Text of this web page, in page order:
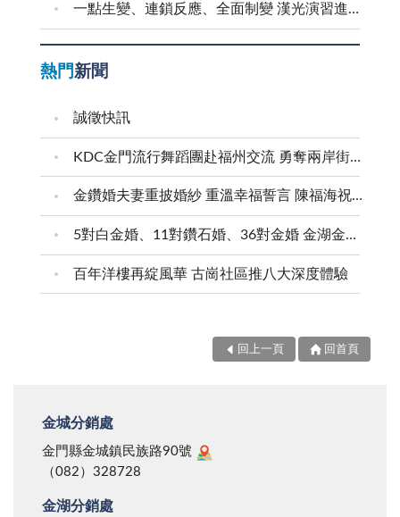
一點生變、連鎖反應、全面制變 漢光演習進行防護射擊
熱門新聞
誠徵快訊
KDC金門流行舞蹈團赴福州交流 勇奪兩岸街舞賽三等獎
金鑽婚夫妻重披婚紗 重溫幸福誓言 陳福海祝福牽手半世紀 情深相守成典範
5對白金婚、11對鑽石婚、36對金婚 金湖金沙夫妻共享榮耀時刻 陳福海表揚金鑽婚夫妻 向半世紀相守家庭典範致敬
百年洋樓再綻風華 古崗社區推八大深度體驗
回上一頁 回首頁
金城分銷處
金門縣金城鎮民族路90號
（082）328728
金湖分銷處